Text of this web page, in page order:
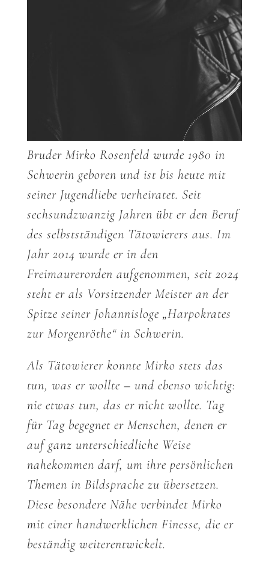
Bruder Mirko Rosenfeld wurde 1980 in
Schwerin geboren und ist bis heute mit
seiner Jugendliebe verheiratet. Seit
sechsundzwanzig Jahren übt er den Beruf
des selbstständigen Tätowierers aus. Im
Jahr 2014 wurde er in den
Freimaurerorden aufgenommen, seit 2024
steht er als Vorsitzender Meister an der
Spitze seiner Johannisloge „Harpokrates
zur Morgenröthe“ in Schwerin.
Als Tätowierer konnte Mirko stets das
tun, was er wollte – und ebenso wichtig:
nie etwas tun, das er nicht wollte. Tag
für Tag begegnet er Menschen, denen er
auf ganz unterschiedliche Weise
nahekommen darf, um ihre persönlichen
Themen in Bildsprache zu übersetzen.
Diese besondere Nähe verbindet Mirko
mit einer handwerklichen Finesse, die er
beständig weiterentwickelt.